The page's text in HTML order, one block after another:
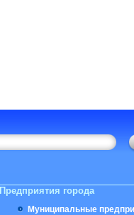
Предприятия города
Муниципальные